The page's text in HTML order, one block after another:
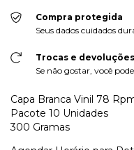
Compra protegida
Seus dados cuidados
Trocas e devoluções
Se não gostar, você
Capa Branca Vinil 78
Pacote 10 Unidades
300 Gramas